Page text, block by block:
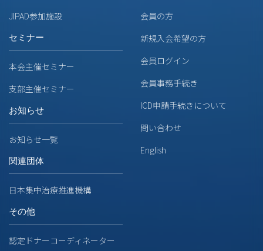
JIPAD参加施設
セミナー
本会主催セミナー
支部主催セミナー
お知らせ
お知らせ一覧
関連団体
日本集中治療推進機構
その他
認定ドナーコーディネーター
会員の方
新規入会希望の方
会員ログイン
会員事務手続き
ICD申請手続きについて
問い合わせ
English